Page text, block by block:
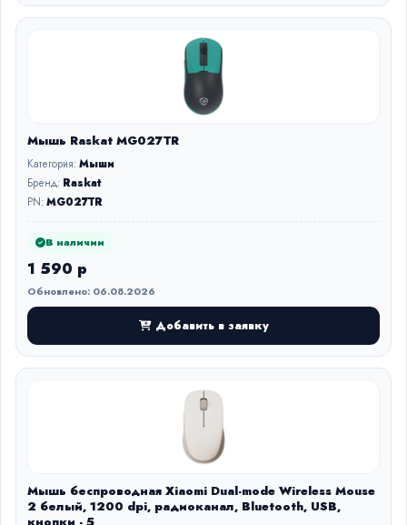
Мышь Raskat MG027TR
Категория:Мыши
Бренд: Raskat
PN:MG027TR
В наличии
1 590 р
Обновлено: 06.08.2026
Добавить в заявку
Мышь беспроводная Xiaomi Dual-mode Wireless Mouse
2 белый, 1200 dpi, радиоканал, Bluetooth, USB,